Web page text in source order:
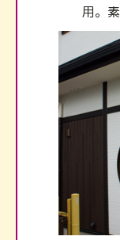
用。